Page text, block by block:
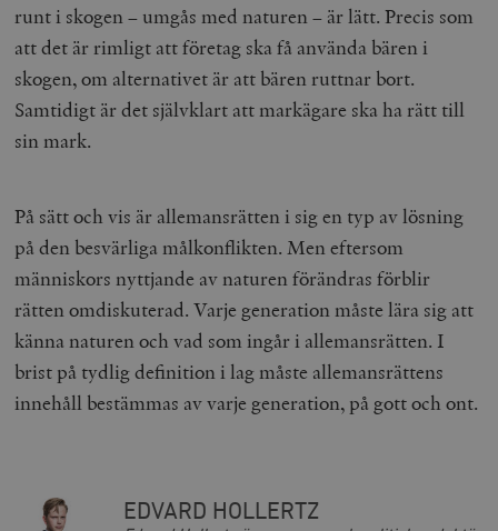
runt i skogen – umgås med naturen – är lätt. Precis som
att det är rimligt att företag ska få använda bären i
skogen, om alternativet är att bären ruttnar bort.
Samtidigt är det självklart att markägare ska ha rätt till
sin mark.
På sätt och vis är allemansrätten i sig en typ av lösning
på den besvärliga målkonflikten. Men eftersom
människors nyttjande av naturen förändras förblir
rätten omdiskuterad. Varje generation måste lära sig att
känna naturen och vad som ingår i allemansrätten. I
brist på tydlig definition i lag måste allemansrättens
innehåll bestämmas av varje generation, på gott och ont.
EDVARD HOLLERTZ